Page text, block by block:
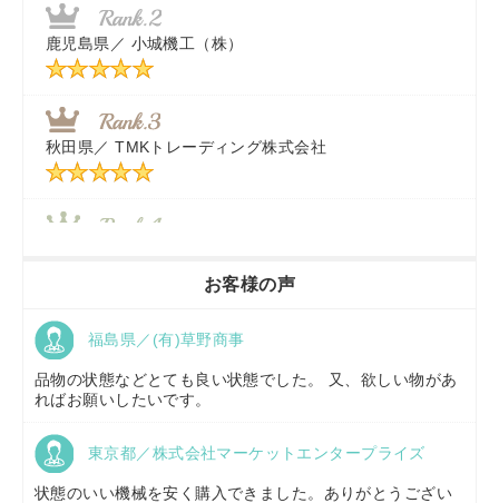
福岡県／株式会社カドワキ機械（旧ナカガワ農機商会）
東京都／
秋田県／ TMKトレーディング株式会社
鹿児島県／ 小城機工（株）
秋田県／ TMKトレーディング株式会社
京都府／
福島県／(有)草野商事
お客様の声
福島県／(有)草野商事
品物の状態などとても良い状態でした。 又、欲しい物があ
ればお願いしたいです。
東京都／株式会社マーケットエンタープライズ
状態のいい機械を安く購入できました。ありがとうござい